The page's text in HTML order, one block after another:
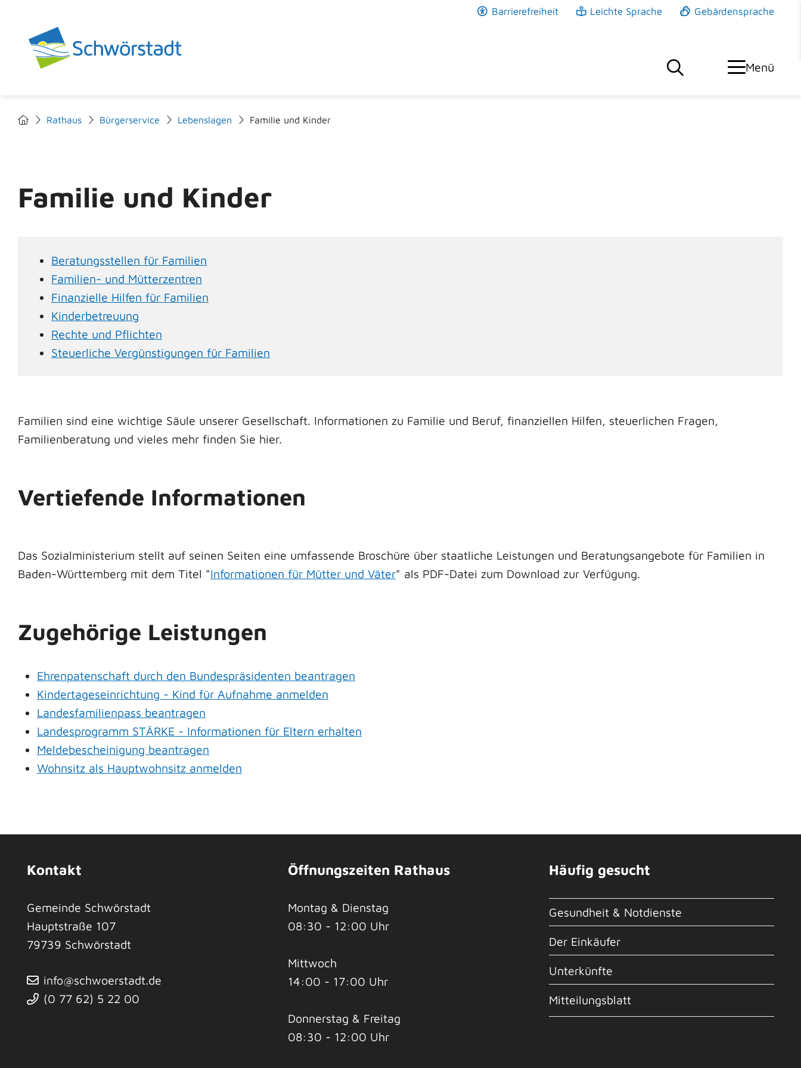
Barrierefreiheit Leichte Sprache Gebärdensprache
Menü
Rathaus Bürgerservice Lebenslagen Familie und Kinder
Familie und Kinder
Beratungsstellen für Familien
Familien- und Mütterzentren
Finanzielle Hilfen für Familien
Kinderbetreuung
Rechte und Pflichten
Steuerliche Vergünstigungen für Familien
Familien sind eine wichtige Säule unserer Gesellschaft. Informationen zu Familie und Beruf, finanziellen Hilfen, steuerlichen Fragen,
Familienberatung und vieles mehr finden Sie hier.
Vertiefende Informationen
Das Sozialministerium stellt auf seinen Seiten eine umfassende Broschüre über staatliche Leistungen und Beratungsangebote für Familien in
Baden-Württemberg mit dem Titel "Informationen für Mütter und Väter" als PDF-Datei zum Download zur Verfügung.
Zugehörige Leistungen
Ehrenpatenschaft durch den Bundespräsidenten beantragen
Kindertageseinrichtung - Kind für Aufnahme anmelden
Landesfamilienpass beantragen
Landesprogramm STÄRKE - Informationen für Eltern erhalten
Meldebescheinigung beantragen
Wohnsitz als Hauptwohnsitz anmelden
Kontakt
Gemeinde Schwörstadt
Hauptstraße 107
79739 Schwörstadt
info@schwoerstadt.de
(0 77 62) 5 22 00
Öffnungszeiten Rathaus
Montag & Dienstag
08:30 - 12:00 Uhr
Mittwoch
14:00 - 17:00 Uhr
Donnerstag & Freitag
08:30 - 12:00 Uhr
Häufig gesucht
Gesundheit & Notdienste
Der Einkäufer
Unterkünfte
Mitteilungsblatt